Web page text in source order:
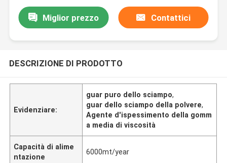
Miglior prezzo Contattici
DESCRIZIONE DI PRODOTTO
Evidenziare:
guar puro dello sciampo,
guar dello sciampo della polvere,
Agente d'ispessimento della gomm
a media di viscosità
Capacità di alime
ntazione
6000mt/year